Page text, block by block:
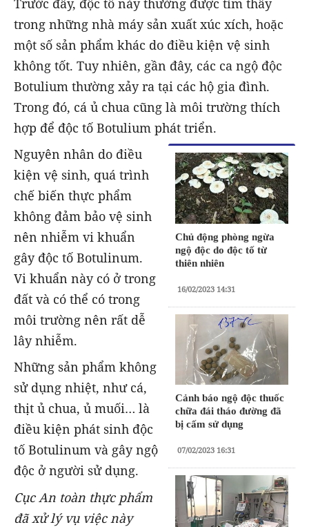
Trước đây, độc tố này thường được tìm thấy
trong những nhà máy sản xuất xúc xích, hoặc
một số sản phẩm khác do điều kiện vệ sinh
không tốt. Tuy nhiên, gần đây, các ca ngộ độc
Botulium thường xảy ra tại các hộ gia đình.
Trong đó, cá ủ chua cũng là môi trường thích
hợp để độc tố Botulium phát triển.
Chủ động phòng ngừa
ngộ độc do độc tố từ
thiên nhiên
16/02/2023 14:31
Cảnh báo ngộ độc thuốc
chữa đái tháo đường đã
bị cấm sử dụng
07/02/2023 16:31
Nguyên nhân do điều
kiện vệ sinh, quá trình
chế biến thực phẩm
không đảm bảo vệ sinh
nên nhiễm vi khuẩn
gây độc tố Botulinum.
Vi khuẩn này có ở trong
đất và có thể có trong
môi trường nên rất dễ
lây nhiễm.
Những sản phẩm không
sử dụng nhiệt, như cá,
thịt ủ chua, ủ muối… là
điều kiện phát sinh độc
tố Botulinum và gây ngộ
độc ở người sử dụng.
Cục An toàn thực phẩm
đã xử lý vụ việc này